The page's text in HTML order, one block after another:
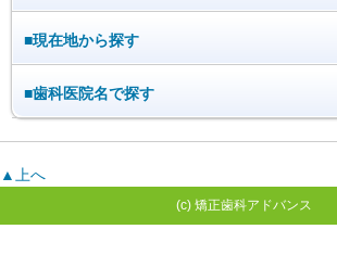
■現在地から探す
■歯科医院名で探す
▲上へ
(c) 矯正歯科アドバンス